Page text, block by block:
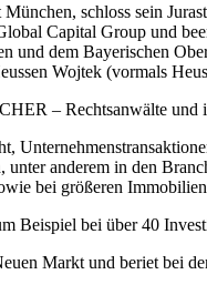
schloss sein
Capital Group und
dem Bayerischen
Wojtek (vormals
– Rechtsanwälte und
anderem in den
bei größeren
Beispiel bei über 40
Markt und beriet bei